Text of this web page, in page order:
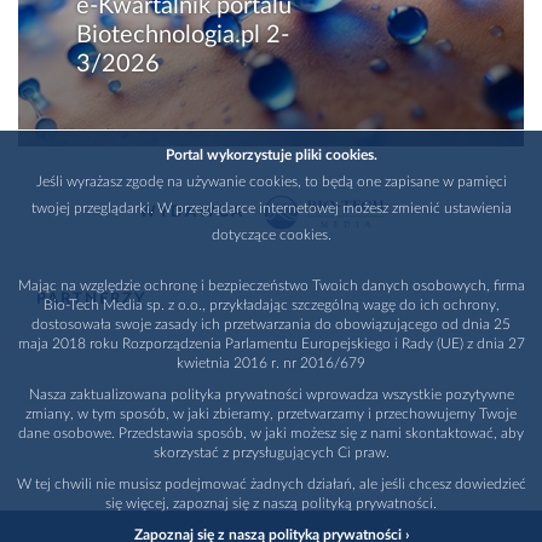
e-Kwartalnik portalu
Biotechnologia.pl 2-
3/2026
WYDAWCA
PARTNERZY
Portal wykorzystuje pliki cookies.
Jeśli wyrażasz zgodę na używanie cookies, to będą one zapisane w pamięci
twojej przeglądarki. W przeglądarce internetowej możesz zmienić ustawienia
dotyczące cookies.
Mając na względzie ochronę i bezpieczeństwo Twoich danych osobowych, firma
Bio-Tech Media sp. z o.o., przykładając szczególną wagę do ich ochrony,
dostosowała swoje zasady ich przetwarzania do obowiązującego od dnia 25
maja 2018 roku Rozporządzenia Parlamentu Europejskiego i Rady (UE) z dnia 27
kwietnia 2016 r. nr 2016/679
Nasza zaktualizowana polityka prywatności wprowadza wszystkie pozytywne
zmiany, w tym sposób, w jaki zbieramy, przetwarzamy i przechowujemy Twoje
dane osobowe. Przedstawia sposób, w jaki możesz się z nami skontaktować, aby
skorzystać z przysługujących Ci praw.
W tej chwili nie musisz podejmować żadnych działań, ale jeśli chcesz dowiedzieć
się więcej, zapoznaj się z naszą polityką prywatności.
Zapoznaj się z naszą polityką prywatności ›